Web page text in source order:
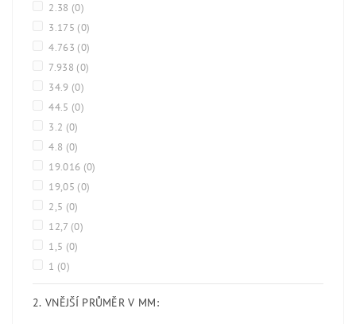
2.38 (0)
3.175 (0)
4.763 (0)
7.938 (0)
34.9 (0)
44.5 (0)
3.2 (0)
4.8 (0)
19.016 (0)
19,05 (0)
2,5 (0)
12,7 (0)
1,5 (0)
1 (0)
2. VNĚJŠÍ PRŮMĚR V MM: